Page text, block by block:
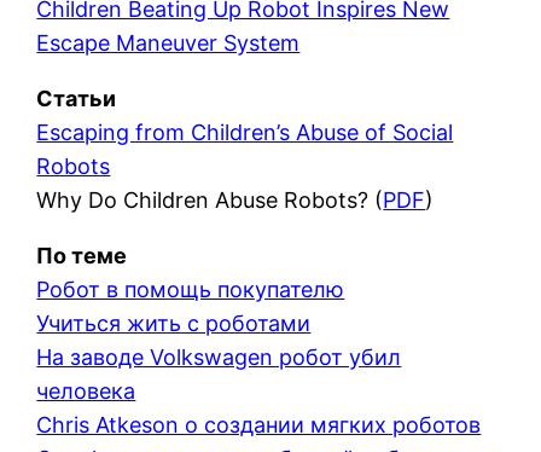
Children Beating Up Robot Inspires New
Escape Maneuver System
Статьи
Escaping from Children’s Abuse of Social
Robots
Why Do Children Abuse Robots? (PDF)
По теме
Робот в помощь покупателю
Учиться жить с роботами
На заводе Volkswagen робот убил
человека
Chris Atkeson о создании мягких роботов